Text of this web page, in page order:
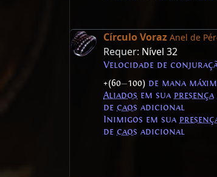
Círculo Voraz Anel de
Requer: Nível 32
Velocidade de
+(60—100) de mana
Aliados em sua presença
de caos adicional
Inimigos em sua
de caos adicional